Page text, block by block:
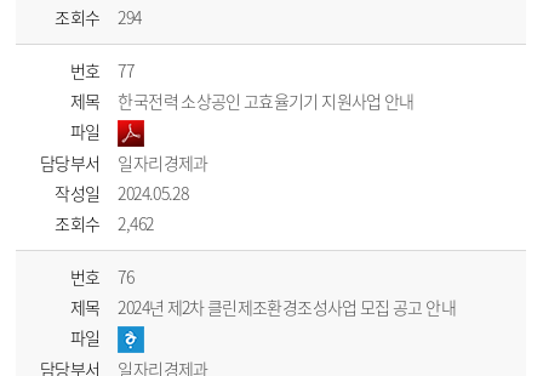
조회수
294
번호
77
제목
한국전력 소상공인 고효율기기 지원사업 안내
파일
담당부서
일자리경제과
작성일
2024.05.28
조회수
2,462
번호
76
제목
2024년 제2차 클린제조환경조성사업 모집 공고 안내
파일
담당부서
일자리경제과